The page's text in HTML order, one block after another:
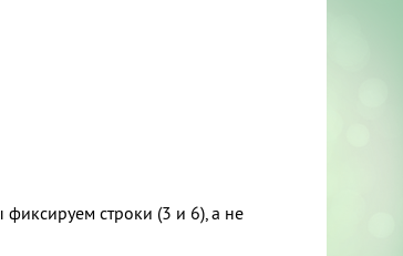
строки (3 и 6), а не